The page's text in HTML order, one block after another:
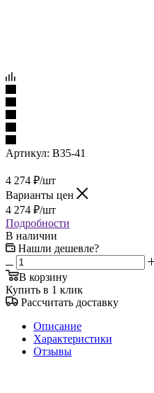
Артикул: B35-41
4 274 ₽/шт
Варианты цен
4 274 ₽/шт
Подробности
В наличии
Нашли дешевле?
В корзину
Купить в 1 клик
Рассчитать доставку
Описание
Характеристики
Отзывы